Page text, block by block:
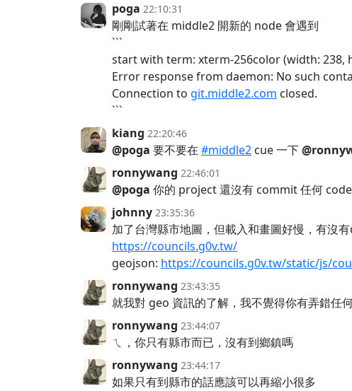
poga 22:10:31
剛剛試著在 middle2 開新的 node 會遇到
```
start with term: xterm-256color (width: 238,
Error response from daemon: No such
Connection to git.middle2.com closed.
```
kiang 22:20:46
@poga 要不要在#middle2 cue 一下
ronnywang 22:46:01
@poga 你的 project 還沒有 commit 任何
johnny 23:35:36
加了台灣縣市地圖，但載入和畫圖好慢，有沒
https://councils.g0v.tw/
geojson: https://councils.g0v.tw/static/js/
ronnywang 23:43:35
就我對 geo 資訊的了解，我不覺得你有弄錯任
ronnywang 23:44:07
ㄟ，你只有縣市而已，沒有到鄉鎮嗎
ronnywang 23:44:17
如果只有到縣市的話應該可以再縮小很多